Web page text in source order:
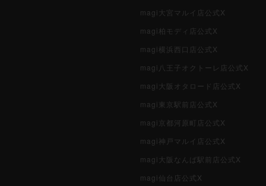
magi大宮マルイ店公式X
magi柏モディ店公式X
magi横浜西口店公式X
magi八王子オクトーレ店公式X
magi大阪オタロード店公式X
magi東京駅前店公式X
magi京都河原町店公式X
magi神戸マルイ店公式X
magi大阪なんば駅前店公式X
magi仙台店公式X